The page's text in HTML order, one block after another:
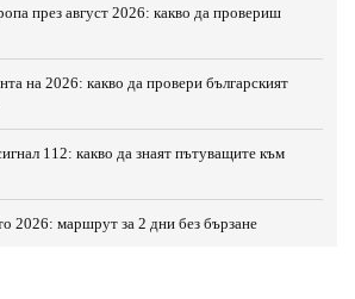
през август 2026: какво да провериш
на 2026: какво да провери българският
112: какво да знаят пътуващите към
2026: маршрут за 2 дни без бързане